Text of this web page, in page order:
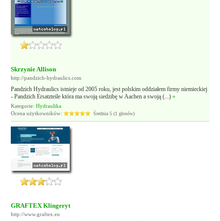
Skrzynie Allison
http://pandzich-hydraulics.com
Pandzich Hydraulics istnieje od 2005 roku, jest polskim oddziałem firmy niemieckiej
- Pandzich Ersatzteile która ma swoją siedzibę w Aachen a swoją (...)»
Kategorie:Hydraulika
Ocena użytkowników:
Średnia 5 (1 głosów)
GRAFTEX Klingeryt
http://www.graftex.eu